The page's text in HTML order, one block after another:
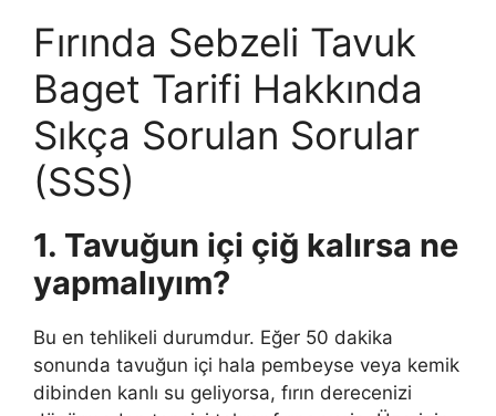
Fırında Sebzeli Tavuk
Baget Tarifi Hakkında
Sıkça Sorulan Sorular
(SSS)
1. Tavuğun içi çiğ kalırsa ne
yapmalıyım?
Bu en tehlikeli durumdur. Eğer 50 dakika
sonunda tavuğun içi hala pembeyse veya kemik
dibinden kanlı su geliyorsa, fırın derecenizi